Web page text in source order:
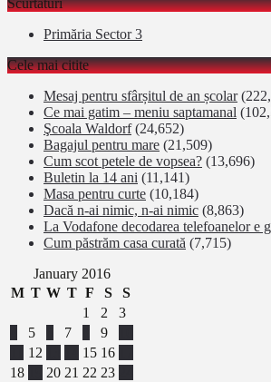
Scurtături
Primăria Sector 3
Cele mai citite
Mesaj pentru sfârșitul de an școlar
Ce mai gatim – meniu saptamanal
Şcoala Waldorf (24,652)
Bagajul pentru mare (21,509)
Cum scot petele de vopsea? (13,696)
Buletin la 14 ani (11,141)
Masa pentru curte (10,184)
Dacă n-ai nimic, n-ai nimic (8,863)
La Vodafone decodarea telefoanelor e
Cum păstrăm casa curată (7,715)
January 2016
M T W T F S
S
1
2
3
5 7 9
12 15 16
18
20 21 22 23